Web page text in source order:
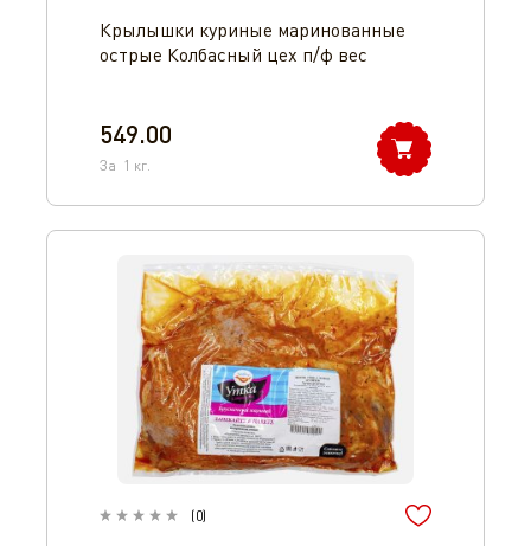
Крылышки куриные маринованные
острые Колбасный цех п/ф вес
549.00
За 1 кг.
(0)